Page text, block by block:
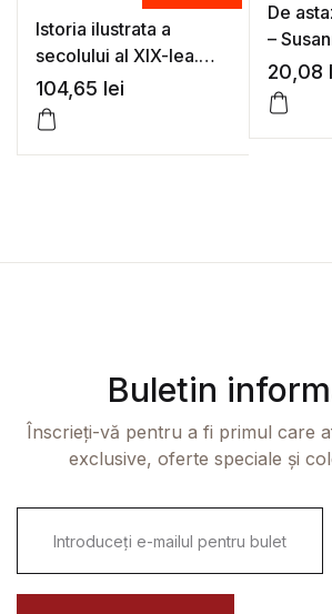
Istoria ilustrata a
secolului al XIX-lea.
Luna de luna, an de an
104,65 lei
De
–
20,08
Buletin
Înscrieți-vă pentru a fi primul care
exclusive, oferte speciale și
i
l